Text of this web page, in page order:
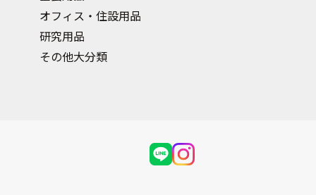
オフィス・住設用品
研究用品
その他大分類